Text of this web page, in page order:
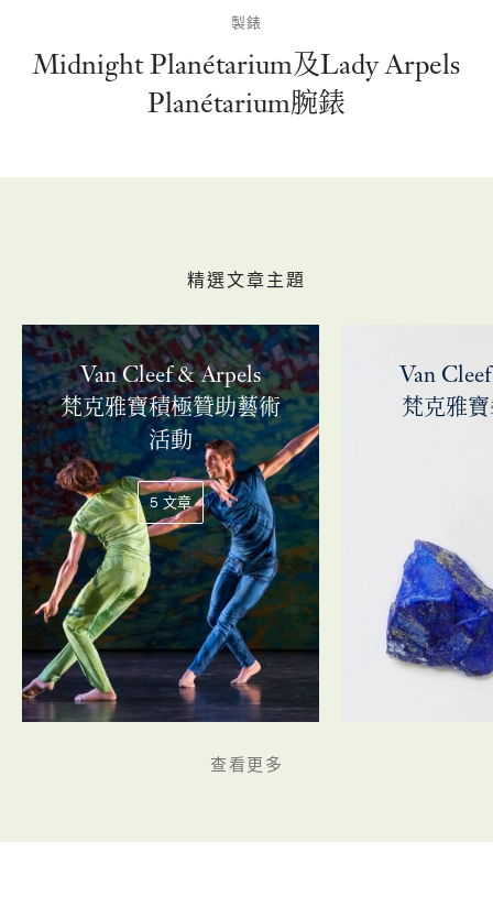
製錶
Midnight Planétarium及Lady Arpels
Planétarium腕錶
精選文章主題
Van Cleef & Arpels
梵克雅寶積極贊助藝術
活動
5 文章
Van
梵克雅
查看更多